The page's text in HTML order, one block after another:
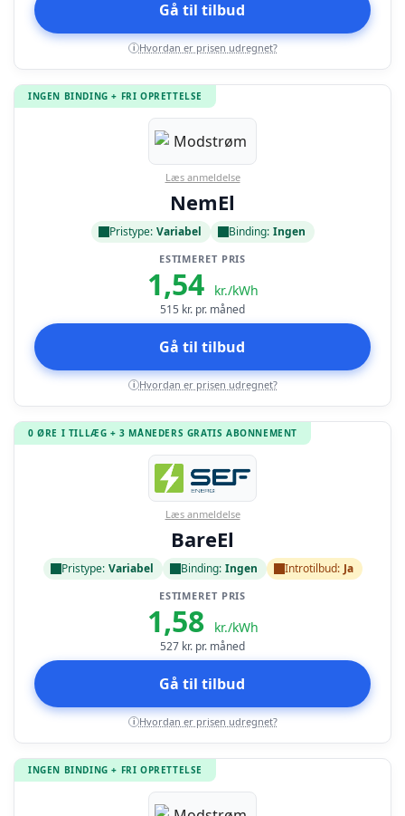
Gå til tilbud
i Hvordan er prisen udregnet?
INGEN BINDING + FRI OPRETTELSE
Læs anmeldelse
NemEl
Pristype: Variabel Binding: Ingen
ESTIMERET PRIS
1,54 kr./kWh
515 kr. pr. måned
Gå til tilbud
i Hvordan er prisen udregnet?
0 ØRE I TILLÆG + 3 MÅNEDERS GRATIS ABONNEMENT
Læs anmeldelse
BareEl
Pristype: Variabel Binding: Ingen Introtilbud: Ja
ESTIMERET PRIS
1,58 kr./kWh
527 kr. pr. måned
Gå til tilbud
i Hvordan er prisen udregnet?
INGEN BINDING + FRI OPRETTELSE